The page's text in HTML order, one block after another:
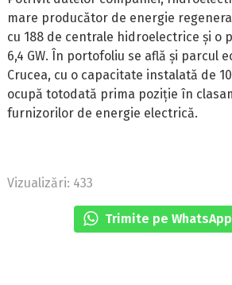
mare producător de energie
cu 188 de centrale hidroelectrice și o
6,4 GW. În portofoliu se află și parcul
Crucea, cu o capacitate instalată de
ocupă totodată prima poziție în
furnizorilor de energie electrică.
Vizualizări: 433
Trimite pe WhatsApp